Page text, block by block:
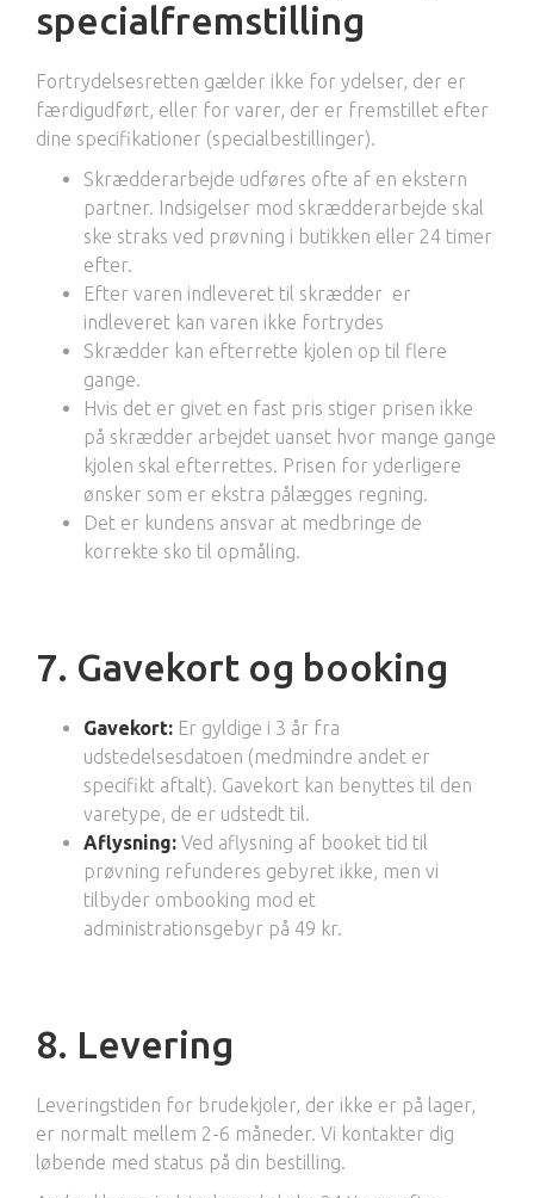
specialfremstilling
Fortrydelsesretten gælder ikke for ydelser, der er
færdigudført, eller for varer, der er fremstillet efter
dine specifikationer (specialbestillinger).
Skrædderarbejde udføres ofte af en ekstern
partner. Indsigelser mod skrædderarbejde skal
ske straks ved prøvning i butikken eller 24 timer
efter.
Efter varen indleveret til skrædder er
indleveret kan varen ikke fortrydes
Skrædder kan efterrette kjolen op til flere
gange.
Hvis det er givet en fast pris stiger prisen ikke
på skrædder arbejdet uanset hvor mange gange
kjolen skal efterrettes. Prisen for yderligere
ønsker som er ekstra pålægges regning.
Det er kundens ansvar at medbringe de
korrekte sko til opmåling.
7. Gavekort og booking
Gavekort: Er gyldige i 3 år fra
udstedelsesdatoen (medmindre andet er
specifikt aftalt). Gavekort kan benyttes til den
varetype, de er udstedt til.
Aflysning: Ved aflysning af booket tid til
prøvning refunderes gebyret ikke, men vi
tilbyder ombooking mod et
administrationsgebyr på 49 kr.
8. Levering
Leveringstiden for brudekjoler, der ikke er på lager,
er normalt mellem 2-6 måneder. Vi kontakter dig
løbende med status på din bestilling.